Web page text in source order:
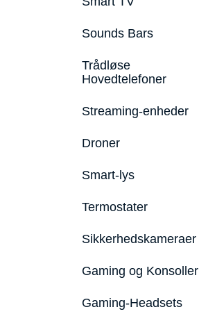
Sounds Bars
Trådløse
Hovedtelefoner
Streaming-enheder
Droner
Smart-lys
Termostater
Sikkerhedskameraer
Gaming og Konsoller
Gaming-Headsets